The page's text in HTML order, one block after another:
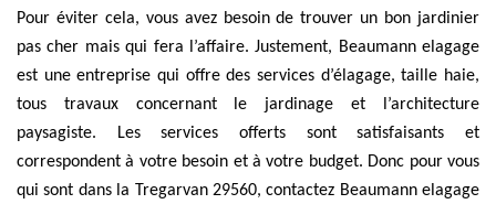
Pour éviter cela, vous avez besoin de trouver un bon jardinier
pas cher mais qui fera l’affaire. Justement, Beaumann elagage
est une entreprise qui offre des services d’élagage, taille haie,
tous travaux concernant le jardinage et l’architecture
paysagiste. Les services offerts sont satisfaisants et
correspondent à votre besoin et à votre budget. Donc pour vous
qui sont dans la Tregarvan 29560, contactez Beaumann elagage